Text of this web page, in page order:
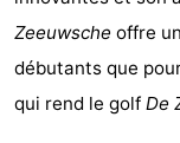
Zeeuwsche offre
débutants que
qui rend le golf De